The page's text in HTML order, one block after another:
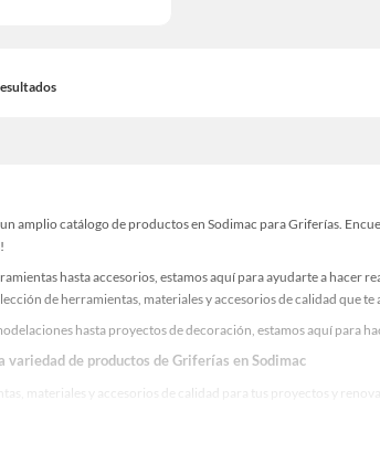
amplio catálogo de productos en Sodimac para Griferías.
hasta accesorios, estamos aquí para ayudarte a hacer
de herramientas, materiales y accesorios de calidad que te
hasta proyectos de decoración, estamos aquí para
variedad de productos de Griferías en Sodimac
materiales y accesorios de calidad para tus proyectos y
una amplia variedad de productos de Griferías en Sodimac.